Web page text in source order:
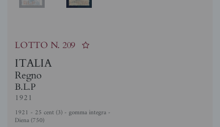
LOTTO N. 209
ITALIA
Regno
B.L.P
1921
1921 - 25 cent (3) - gomma integra -
Diena (750)